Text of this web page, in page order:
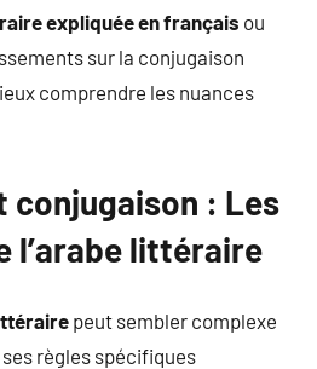
expliquée en français ou
sur la conjugaison
comprendre les nuances
conjugaison : Les
l’arabe littéraire
peut sembler complexe
règles spécifiques